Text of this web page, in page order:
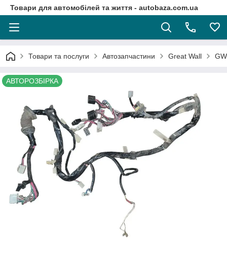
Товари для автомобілей та життя - autobaza.com.ua
Товари та послуги Автозапчастини Great Wall
АВТОРОЗБІРКА